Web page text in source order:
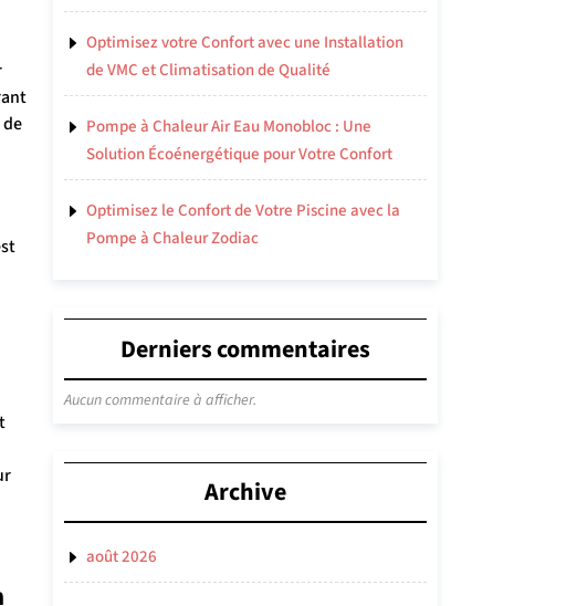
Optimisez votre Confort avec une Installation
de VMC et Climatisation de Qualité
Pompe à Chaleur Air Eau Monobloc : Une
Solution Écoénergétique pour Votre Confort
Optimisez le Confort de Votre Piscine avec la
Pompe à Chaleur Zodiac
Derniers commentaires
Aucun commentaire à afficher.
Archive
août 2026